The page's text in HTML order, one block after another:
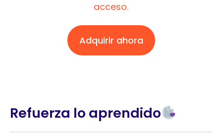
acceso.
Adquirir ahora
Refuerza lo aprendido